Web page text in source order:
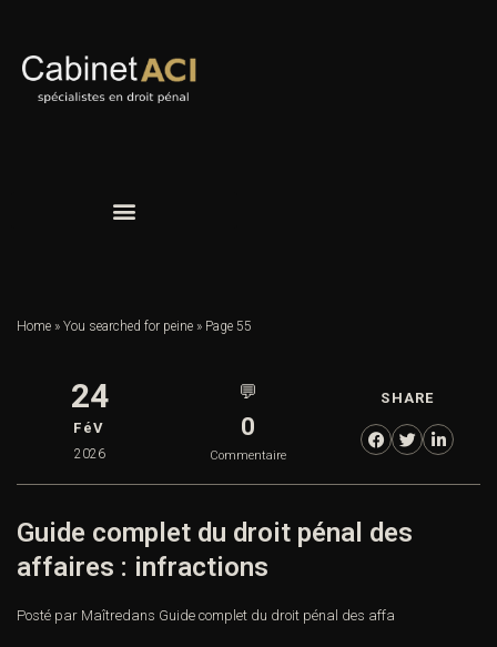
Home » You searched for peine » Page 55
24
FéV
2026
💬
0
Commentaire
SHARE
Guide complet du droit pénal des
affaires : infractions
Posté par Maîtredans Guide complet du droit pénal des affa